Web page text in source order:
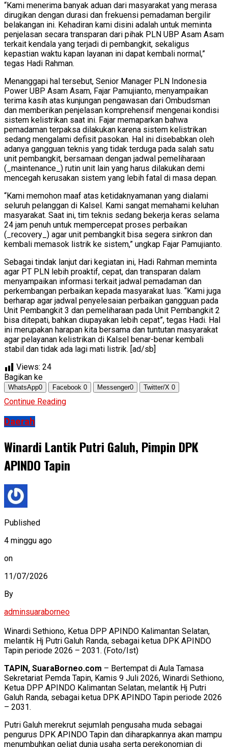
“Kami menerima banyak aduan dari masyarakat yang merasa
dirugikan dengan durasi dan frekuensi pemadaman bergilir
belakangan ini. Kehadiran kami disini adalah untuk meminta
penjelasan secara transparan dari pihak PLN UBP Asam Asam
terkait kendala yang terjadi di pembangkit, sekaligus
kepastian waktu kapan layanan ini dapat kembali normal,”
tegas Hadi Rahman.
Menanggapi hal tersebut, Senior Manager PLN Indonesia
Power UBP Asam Asam, Fajar Pamujianto, menyampaikan
terima kasih atas kunjungan pengawasan dari Ombudsman
dan memberikan penjelasan komprehensif mengenai kondisi
sistem kelistrikan saat ini. Fajar memaparkan bahwa
pemadaman terpaksa dilakukan karena sistem kelistrikan
sedang mengalami defisit pasokan. Hal ini disebabkan oleh
adanya gangguan teknis yang tidak terduga pada salah satu
unit pembangkit, bersamaan dengan jadwal pemeliharaan
(_maintenance_) rutin unit lain yang harus dilakukan demi
mencegah kerusakan sistem yang lebih fatal di masa depan.
“Kami memohon maaf atas ketidaknyamanan yang dialami
seluruh pelanggan di Kalsel. Kami sangat memahami keluhan
masyarakat. Saat ini, tim teknis sedang bekerja keras selama
24 jam penuh untuk mempercepat proses perbaikan
(_recovery_) agar unit pembangkit bisa segera sinkron dan
kembali memasok listrik ke sistem,” ungkap Fajar Pamujianto.
Sebagai tindak lanjut dari kegiatan ini, Hadi Rahman meminta
agar PT PLN lebih proaktif, cepat, dan transparan dalam
menyampaikan informasi terkait jadwal pemadaman dan
perkembangan perbaikan kepada masyarakat luas. “Kami juga
berharap agar jadwal penyelesaian perbaikan gangguan pada
Unit Pembangkit 3 dan pemeliharaan pada Unit Pembangkit 2
bisa ditepati, bahkan diupayakan lebih cepat”, tegas Hadi. Hal
ini merupakan harapan kita bersama dan tuntutan masyarakat
agar pelayanan kelistrikan di Kalsel benar-benar kembali
stabil dan tidak ada lagi mati listrik. [ad/sb]
Views: 24
Bagikan ke
WhatsApp0 Facebook 0 Messenger0 Twitter/X 0
Continue Reading
Daerah
Winardi Lantik Putri Galuh, Pimpin DPK
APINDO Tapin
Published
4 minggu ago
on
11/07/2026
By
adminsuaraborneo
Winardi Sethiono, Ketua DPP APINDO Kalimantan Selatan,
melantik Hj Putri Galuh Randa, sebagai ketua DPK APINDO
Tapin periode 2026 – 2031. (Foto/Ist)
TAPIN, SuaraBorneo.com – Bertempat di Aula Tamasa
Sekretariat Pemda Tapin, Kamis 9 Juli 2026, Winardi Sethiono,
Ketua DPP APINDO Kalimantan Selatan, melantik Hj Putri
Galuh Randa, sebagai ketua DPK APINDO Tapin periode 2026
– 2031.
Putri Galuh merekrut sejumlah pengusaha muda sebagai
pengurus DPK APINDO Tapin dan diharapkannya akan mampu
menumbuhkan geliat dunia usaha serta perekonomian di